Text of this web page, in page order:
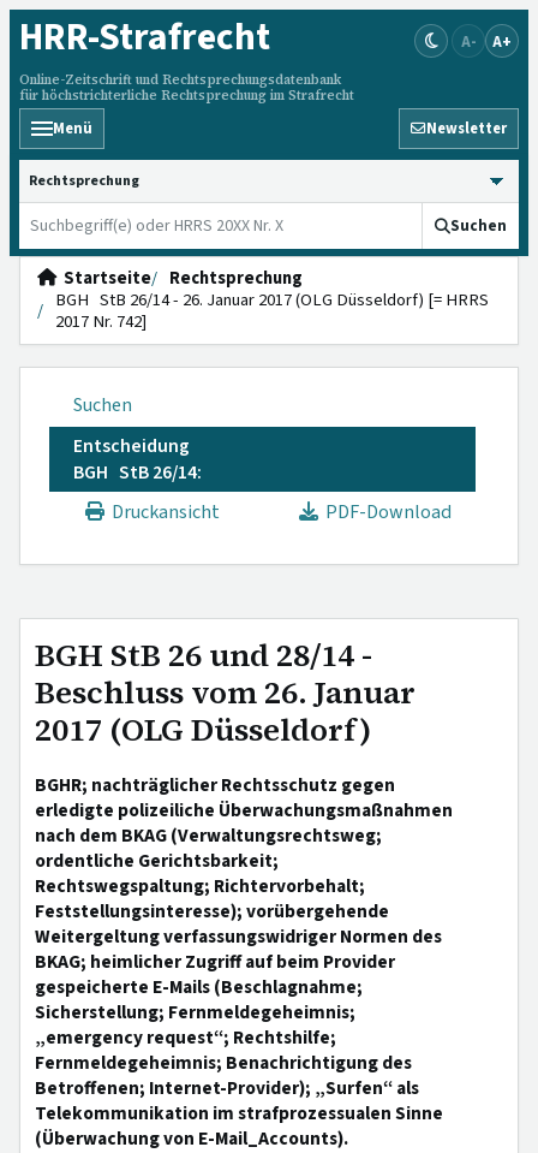
HRR-Strafrecht
Online-Zeitschrift und Rechtsprechungsdatenbank
für höchstrichterliche Rechtsprechung im Strafrecht
A- A+
Menü Newsletter
HRRS durchsuchen
Suchen
Startseite
Rechtsprechung
BGH StB 26/14 - 26. Januar 2017 (OLG Düsseldorf) [= HRRS
2017 Nr. 742]
Suchen
Entscheidung
BGH StB 26/14:
Druckansicht
PDF-Download
BGH StB 26 und 28/14 -
Beschluss vom 26. Januar
2017 (OLG Düsseldorf)
BGHR; nachträglicher Rechtsschutz gegen
erledigte polizeiliche Überwachungsmaßnahmen
nach dem BKAG (Verwaltungsrechtsweg;
ordentliche Gerichtsbarkeit;
Rechtswegspaltung; Richtervorbehalt;
Feststellungsinteresse); vorübergehende
Weitergeltung verfassungswidriger Normen des
BKAG; heimlicher Zugriff auf beim Provider
gespeicherte E-Mails (Beschlagnahme;
Sicherstellung; Fernmeldegeheimnis;
„emergency request“; Rechtshilfe;
Fernmeldegeheimnis; Benachrichtigung des
Betroffenen; Internet-Provider); „Surfen“ als
Telekommunikation im strafprozessualen Sinne
(Überwachung von E-Mail_Accounts).